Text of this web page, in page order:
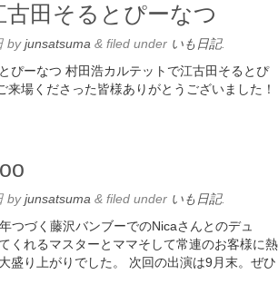
古田そるとぴーなつ
byjunsatsuma & filed under いも日記.
ぴーなつ 村田浩カルテットで江古田そるとぴ
来場くださった皆様ありがとうございました！
byjunsatsuma & filed under いも日記.
つづく藤沢バンブーでのNicaさんとのデュ
くれるマスターとママそして常連のお客様に熱
盛り上がりでした。 次回の出演は9月末。ぜひ